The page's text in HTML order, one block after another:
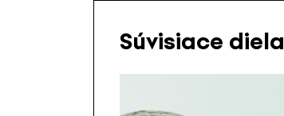
Súvisiace diela